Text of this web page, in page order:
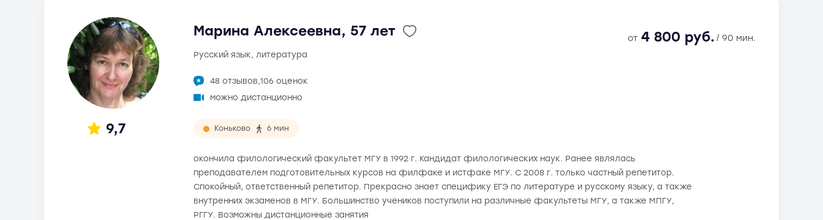
9,7
Марина Алексеевна, 57 лет от 4 800 руб. / 90 мин.
русский язык, литература
48 отзывов,106 оценок
можно дистанционно
Коньково 6 мин
окончила филологический факультет МГУ в 1992 г. Кандидат филологических наук. Ранее являлась
преподавателем подготовительных курсов на филфаке и истфаке МГУ. С 2008 г. только частный репетитор.
Спокойный, ответственный репетитор. Прекрасно знает специфику ЕГЭ по литературе и русскому языку, а также
внутренних экзаменов в МГУ. Большинство учеников поступили на различные факультеты МГУ, а также МПГУ,
РГГУ. Возможны дистанционные занятия